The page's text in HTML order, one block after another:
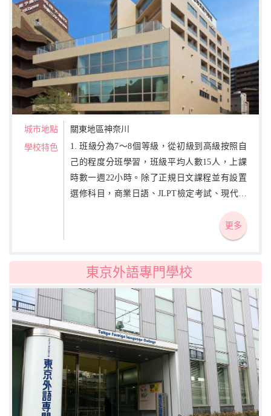
城市地點
關東地區神奈川
學校特色
1. 班級分為7～8個等級，從初級到高級按照自
己的程度分班學習，班級平均人數15人，上課
時數一週22小時。除了正規日文課程並有設置
選修科目，商業日語、JLPT檢定考試、現代日
の日本語】循序漸進地學習，培養聽說讀寫均
更多
東京外語專門學校